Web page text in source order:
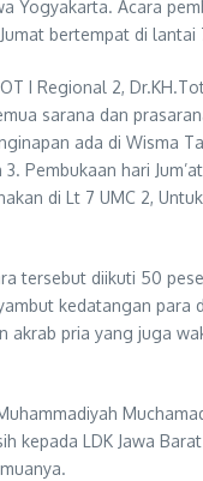
Yogyakarta. Acara
bertempat di lantai
I Regional 2,
sarana dan
ada di Wisma
3. Pembukaan hari
di Lt 7 UMC 2,
tersebut diikuti 50
kedatangan para
akrab pria yang juga
kepada LDK Jawa